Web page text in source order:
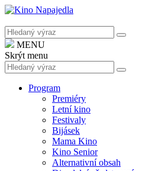
MENU
Skrýt menu
Program
Premiéry
Letní kino
Festivaly
Bijásek
Mama Kino
Kino Senior
Alternativní obsah